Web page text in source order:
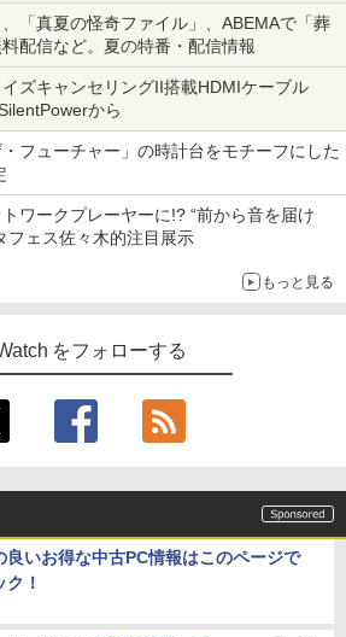
「真夏の怪奇ファイル」、ABEMAで「葬
配信など。夏の特番・配信情報
ズキャンセリングII搭載HDMIケーブル
から
・フューチャー」の時計台をモチーフにした
ワークプレーヤーに!? “前から音を届け
フェス佐々木的注目展示
もっと見る
をフォローする
良いお得な中古PC情報はこのページで
ク！